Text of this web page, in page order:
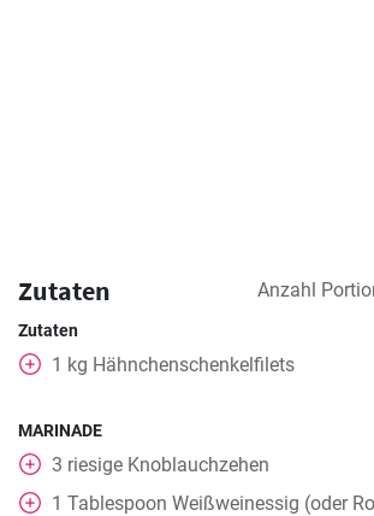
Zutaten Anzahl
Zutaten
1 kg Hähnchenschenkelfilets
MARINADE
3 riesige Knoblauchzehen
1 Tablespoon Weißweinessig (oder